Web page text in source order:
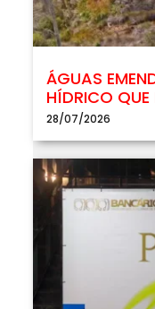
ÁGUAS
HÍDRICO
28/07/2026